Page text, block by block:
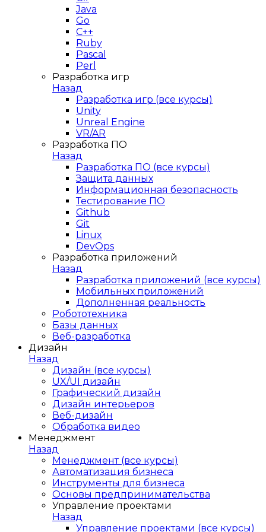
Java
Go
C++
Ruby
Pascal
Perl
Разработка игр
Назад
Разработка игр (все курсы)
Unity
Unreal Engine
VR/AR
Разработка ПО
Назад
Разработка ПО (все курсы)
Защита данных
Информационная безопасность
Тестирование ПО
Github
Git
Linux
DevOps
Разработка приложений
Назад
Разработка приложений (все курсы)
Мобильных приложений
Дополненная реальность
Робототехника
Базы данных
Веб-разработка
Дизайн
Назад
Дизайн (все курсы)
UX/UI дизайн
Графический дизайн
Дизайн интерьеров
Веб-дизайн
Обработка видео
Менеджмент
Назад
Менеджмент (все курсы)
Автоматизация бизнеса
Инструменты для бизнеса
Основы предпринимательства
Управление проектами
Назад
Управление проектами (все курсы)